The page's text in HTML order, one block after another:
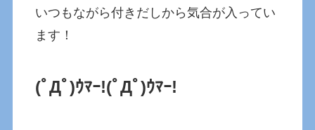
いつもながら付きだしから気合が入ってい
ます！
(ﾟДﾟ)ｳﾏｰ!(ﾟДﾟ)ｳﾏｰ!